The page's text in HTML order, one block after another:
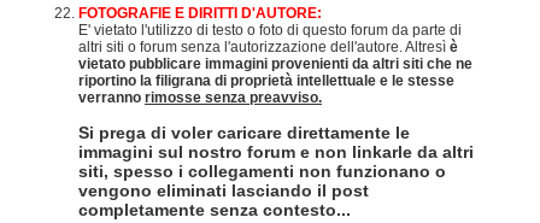
FOTOGRAFIE E DIRITTI D'AUTORE:
E' vietato l'utilizzo di testo o foto di questo forum da parte di
altri siti o forum senza l'autorizzazione dell'autore. Altresì è
vietato pubblicare immagini provenienti da altri siti che ne
riportino la filigrana di proprietà intellettuale e le stesse
verranno rimosse senza preavviso.
Si prega di voler caricare direttamente le
immagini sul nostro forum e non linkarle da altri
siti, spesso i collegamenti non funzionano o
vengono eliminati lasciando il post
completamente senza contesto...